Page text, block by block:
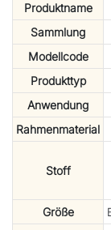
Produktname
Sammlung
Modellcode
Produkttyp
Anwendung
Rahmenmaterial
Stoff
Größe